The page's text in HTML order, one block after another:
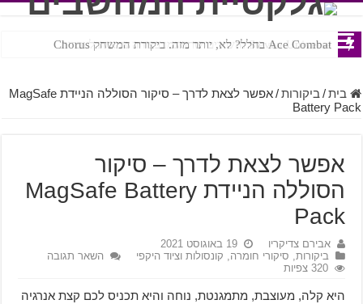
Ace Combat בחלל? לא, יותר מזה. ביקורת המשחק Chorus
Steven Universe והשירים שתורגמו בצורה נוראית לעברית
בית / ביקורות /
אפשר לצאת לדרך – סיקור הסוללה הניידת MagSafe
Battery Pack
אפשר לצאת לדרך – סיקור
הסוללה הניידת MagSafe Battery
Pack
אבירם צדיקריו
19 באוגוסט 2021
ביקורות, סיקורי חומרה, קונסולות וציוד היקפי
השאר תגובה
320 צפיות
היא קלה, מעוצבת, מתמגנטת, נוחה והיא תכניס לכם קצת אנרגיה